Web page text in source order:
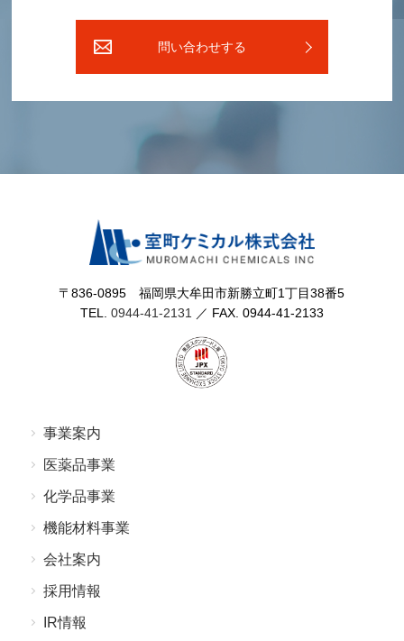
問い合わせする
〒836-0895 福岡県⼤牟⽥市新勝⽴町1丁⽬38番5
TEL. 0944-41-2131 ／ FAX. 0944-41-2133
事業案内
医薬品事業
化学品事業
機能材料事業
会社案内
採⽤情報
IR情報